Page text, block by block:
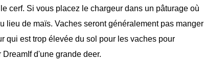
cerf. Si vous placez le chargeur dans un pâturage où
lieu de maïs. Vaches seront généralement pas manger
qui est trop élevée du sol pour les vaches pour
d'une grande deer.